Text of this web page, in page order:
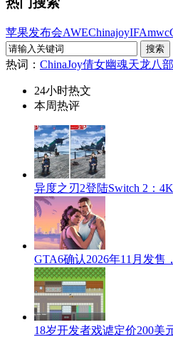
苹果发布会AWEChinajoyIFAmwc
热词： ChinaJoy倩女幽魂天龙八
24小时热文
本周热评
异度之刃2登陆Switch 2：
GTA6确认2026年11月发
18岁开发者戏谑定价200美